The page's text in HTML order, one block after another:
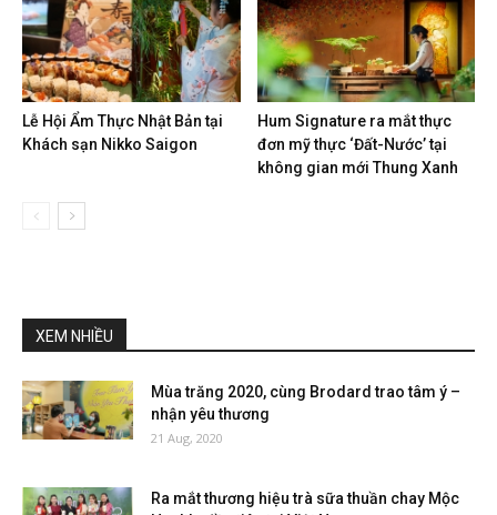
Lễ Hội Ẩm Thực Nhật Bản tại
Khách sạn Nikko Saigon
Hum Signature ra mắt thực
đơn mỹ thực ‘Đất-Nước’ tại
không gian mới Thung Xanh
XEM NHIỀU
Mùa trăng 2020, cùng Brodard trao tâm ý –
nhận yêu thương
21 Aug, 2020
Ra mắt thương hiệu trà sữa thuần chay Mộc